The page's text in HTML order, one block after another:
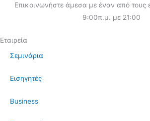
Επικοινωνήστε άμεσα με έναν από
9:00π.μ. με 21:00
Εταιρεία
Σεμινάρια
Εισηγητές
Business